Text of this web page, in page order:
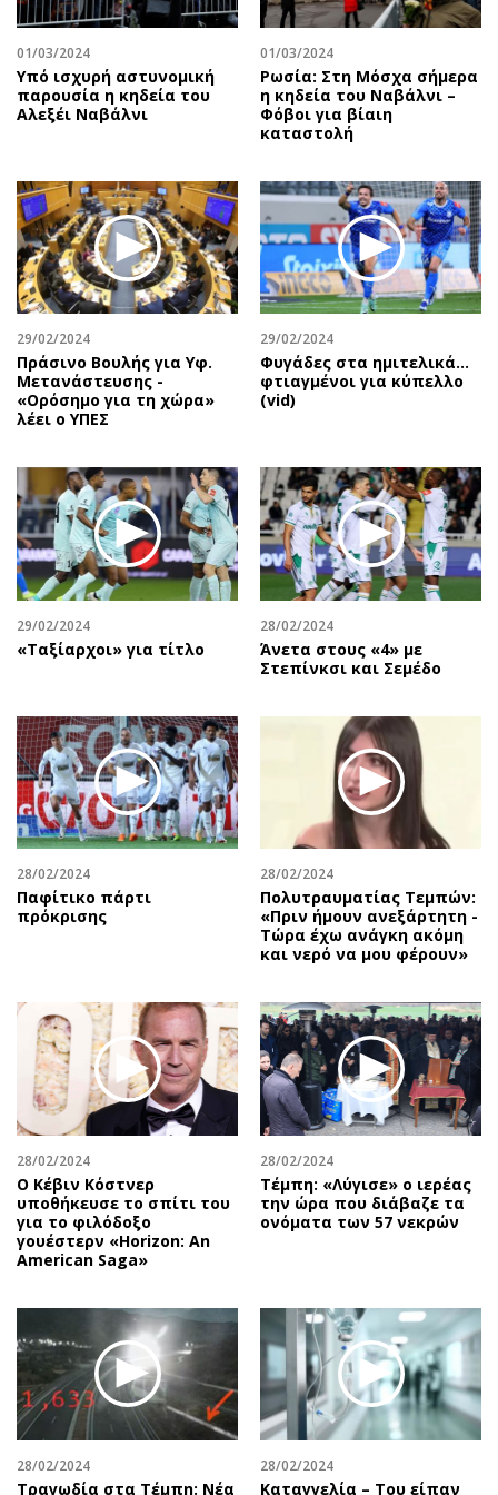
Περιβάλλον
Κόσμος
Παράξενα
Θέατρο-Χορός
Μουσική
Εικαστικά
Βιβλίο
Χειρόγραφα
Ταξίδια
Έξοδος
Media
Εκπομπές
Podcasts
Uncut
Προσφορές
Προσωπικότητες στην ''Κ''
Επιστολές
01/03/2024
Υπό ισχυρή αστυνομική
παρουσία η κηδεία του
Αλεξέι Ναβάλνι
01/03/2024
Ρωσία: Στη Μόσχα σήμερα
η κηδεία του Ναβάλνι –
Φόβοι για βίαιη
καταστολή
29/02/2024
Πράσινο Βουλής για Υφ.
Μετανάστευσης -
«Ορόσημο για τη χώρα»
λέει ο ΥΠΕΣ
29/02/2024
Φυγάδες στα ημιτελικά…
φτιαγμένοι για κύπελλο
(vid)
29/02/2024
«Ταξίαρχοι» για τίτλο
28/02/2024
Άνετα στους «4» με
Στεπίνκσι και Σεμέδο
28/02/2024
Παφίτικο πάρτι
πρόκρισης
28/02/2024
Πολυτραυματίας Τεμπών:
«Πριν ήμουν ανεξάρτητη -
Τώρα έχω ανάγκη ακόμη
και νερό να μου φέρουν»
28/02/2024
Ο Κέβιν Κόστνερ
υποθήκευσε το σπίτι του
για το φιλόδοξο
γουέστερν «Horizon: An
American Saga»
28/02/2024
Τέμπη: «Λύγισε» ο ιερέας
την ώρα που διάβαζε τα
ονόματα των 57 νεκρών
28/02/2024
Τραγωδία στα Τέμπη: Νέα
28/02/2024
Καταγγελία – Του είπαν